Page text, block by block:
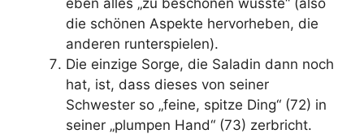
eben alles „zu beschönen wüsste“ (also
die schönen Aspekte hervorheben, die
anderen runterspielen).
Die einzige Sorge, die Saladin dann noch
hat, ist, dass dieses von seiner
Schwester so „feine, spitze Ding“ (72) in
seiner „plumpen Hand“ (73) zerbricht.